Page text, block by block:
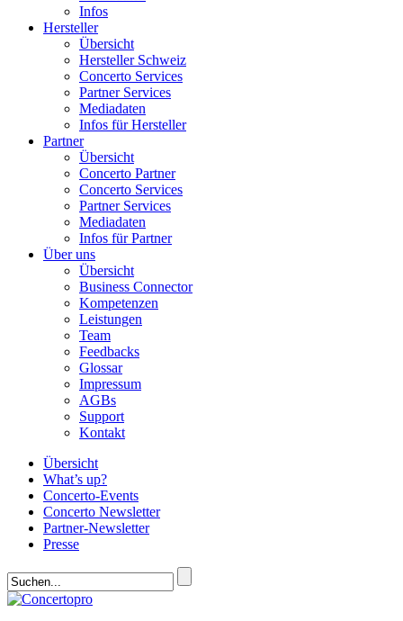
Infos
Hersteller
Übersicht
Hersteller Schweiz
Concerto Services
Partner Services
Mediadaten
Infos für Hersteller
Partner
Übersicht
Concerto Partner
Concerto Services
Partner Services
Mediadaten
Infos für Partner
Über uns
Übersicht
Business Connector
Kompetenzen
Leistungen
Team
Feedbacks
Glossar
Impressum
AGBs
Support
Kontakt
Übersicht
What’s up?
Concerto-Events
Concerto Newsletter
Partner-Newsletter
Presse